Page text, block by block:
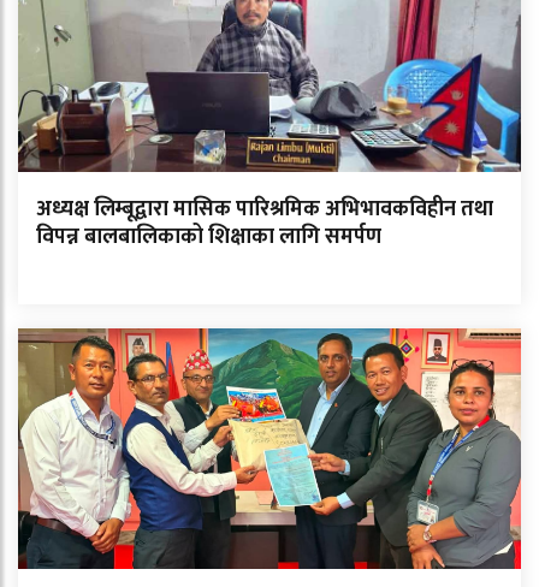
अध्यक्ष लिम्बूद्वारा मासिक पारिश्रमिक अभिभावकविहीन तथा
विपन्न बालबालिकाको शिक्षाका लागि समर्पण